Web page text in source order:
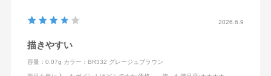
2026.6.9
描きやすい
容量：0.07g カラー：BR332 グレージュブラウン